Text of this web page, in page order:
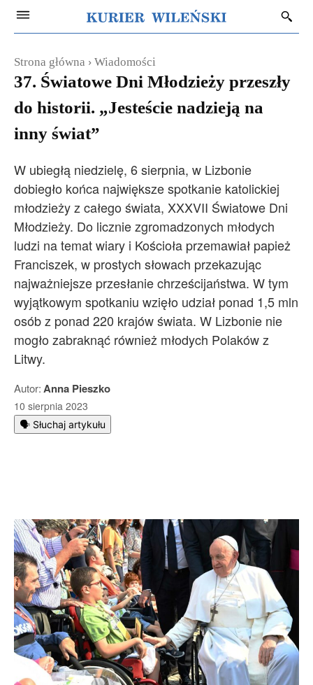
Strona główna Wiadomości
37. Światowe Dni Młodzieży przeszły
do historii. „Jesteście nadzieją na
inny świat”
W ubiegłą niedzielę, 6 sierpnia, w Lizbonie
dobiegło końca największe spotkanie katolickiej
młodzieży z całego świata, XXXVII Światowe Dni
Młodzieży. Do licznie zgromadzonych młodych
ludzi na temat wiary i Kościoła przemawiał papież
Franciszek, w prostych słowach przekazując
najważniejsze przesłanie chrześcijaństwa. W tym
wyjątkowym spotkaniu wzięło udział ponad 1,5 mln
osób z ponad 220 krajów świata. W Lizbonie nie
mogło zabraknąć również młodych Polaków z
Litwy.
Autor:Anna Pieszko
10 sierpnia 2023
🗣️ Słuchaj artykułu